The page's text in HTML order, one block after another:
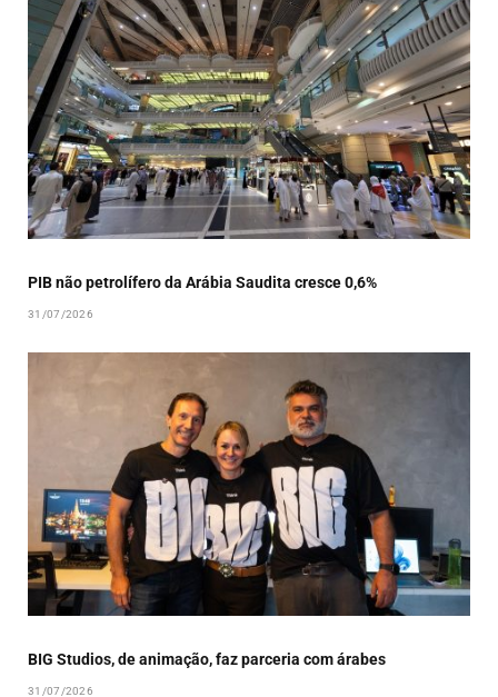
PIB não petrolífero da Arábia Saudita cresce 0,6%
31/07/2026
BIG Studios, de animação, faz parceria com árabes
31/07/2026